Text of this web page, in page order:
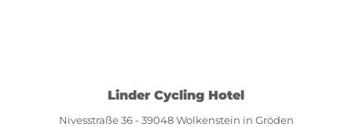
Linder Cycling Hotel
Nivesstraße 36 - 39048 Wolkenstein in Gröden